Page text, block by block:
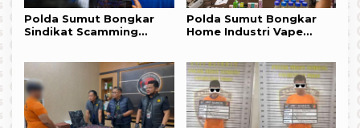
Polda Sumut Bongkar
Sindikat Scamming
Korban Rugi Rp 6,7 Miliar
Polda Sumut Bongkar
Home Industri Vape
Dipasok dari Kamboja